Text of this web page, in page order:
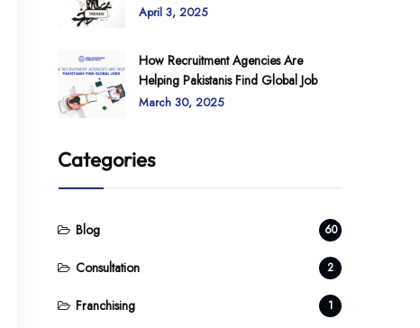
April 3, 2025
How Recruitment Agencies Are
Helping Pakistanis Find Global Job
March 30, 2025
Categories
Blog 60
Consultation 2
Franchising 1